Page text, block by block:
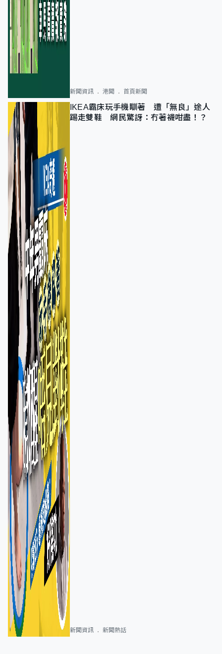
新聞資訊 港聞 首頁新聞
IKEA霸床玩手機瞓著 遭「無良」途人
踢走雙鞋 網民驚訝：冇著襪咁盡！？
新聞資訊 新聞熱話